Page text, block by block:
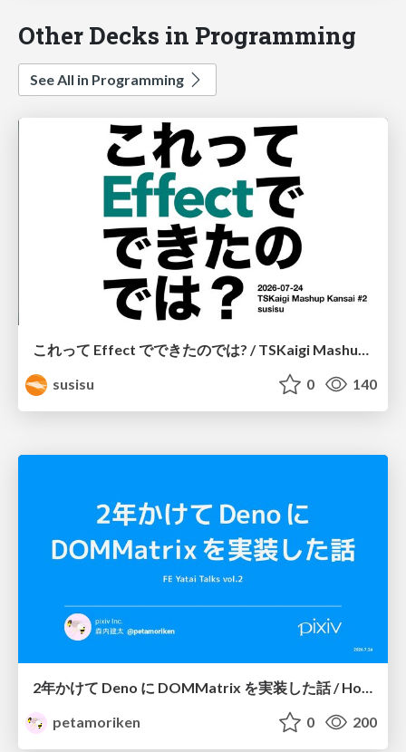
Other Decks in Programming
See All in Programming
これって Effect でできたのでは? / TSKaigi Mashup Kansai #2
susisu
0 140
petamoriken
0 200